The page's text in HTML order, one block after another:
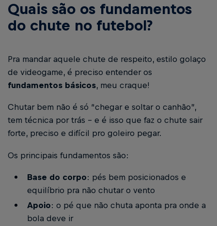
Quais são os fundamentos
do chute no futebol?
Pra mandar aquele chute de respeito, estilo golaço
de videogame, é preciso entender os
fundamentos básicos, meu craque!
Chutar bem não é só “chegar e soltar o canhão”,
tem técnica por trás – e é isso que faz o chute sair
forte, preciso e difícil pro goleiro pegar.
Os principais fundamentos são:
Base do corpo: pés bem posicionados e
equilíbrio pra não chutar o vento
Apoio: o pé que não chuta aponta pra onde a
bola deve ir